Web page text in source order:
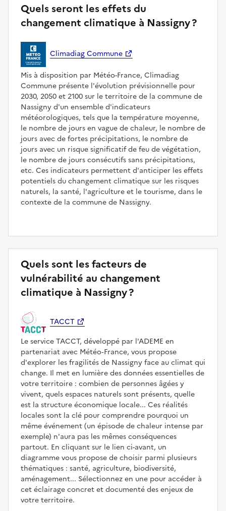
Quels seront les effets du
changement climatique à Nassigny ?
Climadiag Commune
Mis à disposition par Météo-France, Climadiag
Commune présente l'évolution prévisionnelle pour
2030, 2050 et 2100 sur le territoire de la commune de
Nassigny d'un ensemble d'indicateurs
météorologiques, tels que la température moyenne,
le nombre de jours en vague de chaleur, le nombre de
jours avec de fortes précipitations, le nombre de
jours avec un risque significatif de feu de végétation,
le nombre de jours consécutifs sans précipitations,
etc. Ces indicateurs permettent d'anticiper les effets
potentiels du changement climatique sur les risques
naturels, la santé, l'agriculture et le tourisme, dans le
contexte de la commune de Nassigny.
Quels sont les facteurs de
vulnérabilité au changement
climatique à Nassigny ?
TACCT
Le service TACCT, développé par l'ADEME en
partenariat avec Météo‑France, vous propose
d'explorer les fragilités de Nassigny face au climat qui
change. Il met en lumière des données essentielles de
votre territoire : combien de personnes âgées y
vivent, quels espaces naturels sont présents, quelle
est la structure économique locale... Ces réalités
locales sont la clé pour comprendre pourquoi un
même événement (un épisode de chaleur intense par
exemple) n'aura pas les mêmes conséquences
partout. En cliquant sur le lien ci-avant, un
diagramme vous propose de choisir parmi plusieurs
thématiques : santé, agriculture, biodiversité,
aménagement... Sélectionnez en une pour accéder à
cet éclairage concret et documenté des enjeux de
votre territoire.